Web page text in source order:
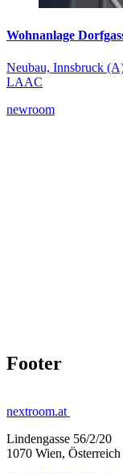
Wohnanlage
Neubau, Innsbruck
LAAC
newroom
Footer
nextroom.at
Lindengasse 56/2/20
1070 Wien, Österreich